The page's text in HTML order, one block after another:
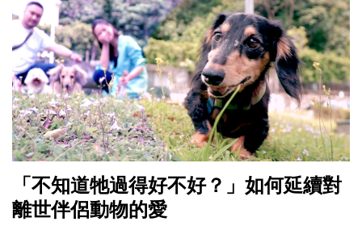
「不知道牠過得好不好？」如何延續對
離世伴侶動物的愛